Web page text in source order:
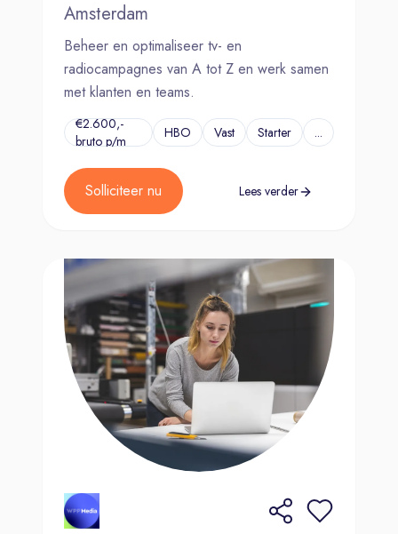
Amsterdam
Beheer en optimaliseer tv- en
radiocampagnes van A tot Z en werk samen
met klanten en teams.
€2.600,-
bruto p/m
HBO Vast Starter ...
Solliciteer nu Lees verder